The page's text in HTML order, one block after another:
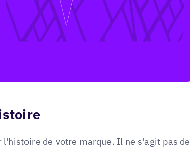
de votre marque. Il ne s'agit pas de